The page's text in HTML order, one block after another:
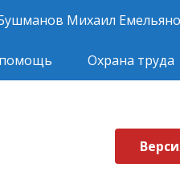
Михаил
помощь Охрана труда